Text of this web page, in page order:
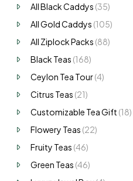
All Black Caddys (35)
All Gold Caddys (105)
All Ziplock Packs (88)
Black Teas (168)
Ceylon Tea Tour(4)
Citrus Teas (21)
Customizable Tea Gift (18)
Flowery Teas (22)
Fruity Teas (46)
Green Teas (46)